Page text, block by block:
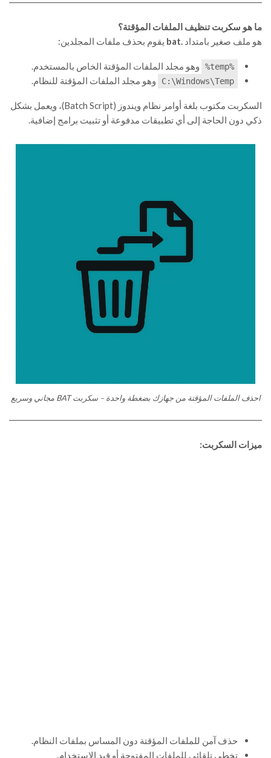
ما هو سكربت تنظيف الملفات المؤقتة؟
هو ملف صغير بامتداد .bat يقوم بحذف ملفات المجلدين:
%temp% وهو مجلد الملفات المؤقتة الخاص بالمستخدم.
C:\Windows\Temp وهو مجلد الملفات المؤقتة للنظام.
السكربت مكتوب بلغة أوامر نظام ويندوز (Batch Script)، ويعمل بشكل
ذكي دون الحاجة إلى أي تطبيقات مدفوعة أو تثبيت برامج إضافية.
احذف الملفات المؤقتة من جهازك بضغطة واحدة – سكربت BAT مجاني وسريع
ميزات السكربت:
حذف آمن للملفات المؤقتة دون المساس بملفات النظام.
تخطي تلقائي للملفات المفتوحة أو قيد الاستخدام.